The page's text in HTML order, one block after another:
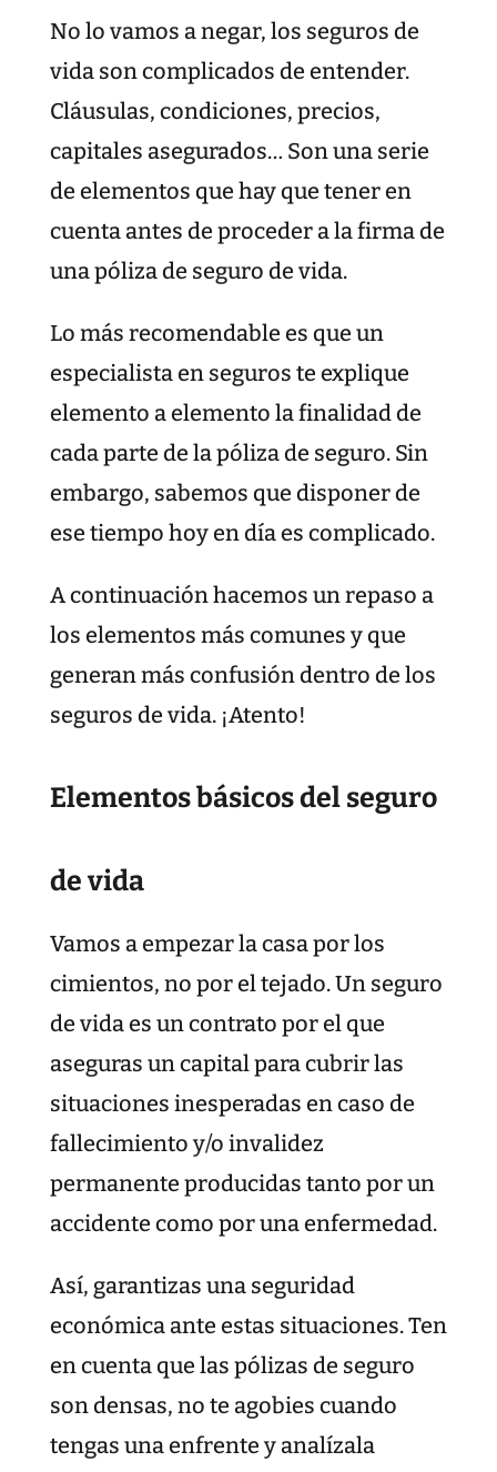
No lo vamos a negar, los seguros de
vida son complicados de entender.
Cláusulas, condiciones, precios,
capitales asegurados… Son una serie
de elementos que hay que tener en
cuenta antes de proceder a la firma de
una póliza de seguro de vida.
Lo más recomendable es que un
especialista en seguros te explique
elemento a elemento la finalidad de
cada parte de la póliza de seguro. Sin
embargo, sabemos que disponer de
ese tiempo hoy en día es complicado.
A continuación hacemos un repaso a
los elementos más comunes y que
generan más confusión dentro de los
seguros de vida. ¡Atento!
Elementos básicos del seguro
de vida
Vamos a empezar la casa por los
cimientos, no por el tejado. Un seguro
de vida es un contrato por el que
aseguras un capital para cubrir las
situaciones inesperadas en caso de
fallecimiento y/o invalidez
permanente producidas tanto por un
accidente como por una enfermedad.
Así, garantizas una seguridad
económica ante estas situaciones. Ten
en cuenta que las pólizas de seguro
son densas, no te agobies cuando
tengas una enfrente y analízala